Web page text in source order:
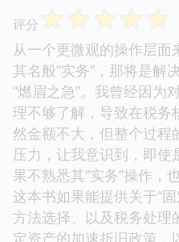
评分 ☆☆☆☆☆
从一个更微观的操作层面
其名般“实务”，那将是解
“燃眉之急”。我曾经因为
理不够了解，导致在税务
然金额不大，但整个过程
压力，让我意识到，即使
果不熟悉其“实务”操作，
这本书如果能提供关于“
方法选择、以及税务处理
定资产的加速折旧政策，